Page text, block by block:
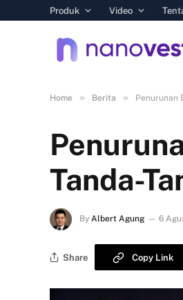
Produk Video
Home » Berita » Penurunan
Tanda-
By Albert Agung 6
Share Copy Link